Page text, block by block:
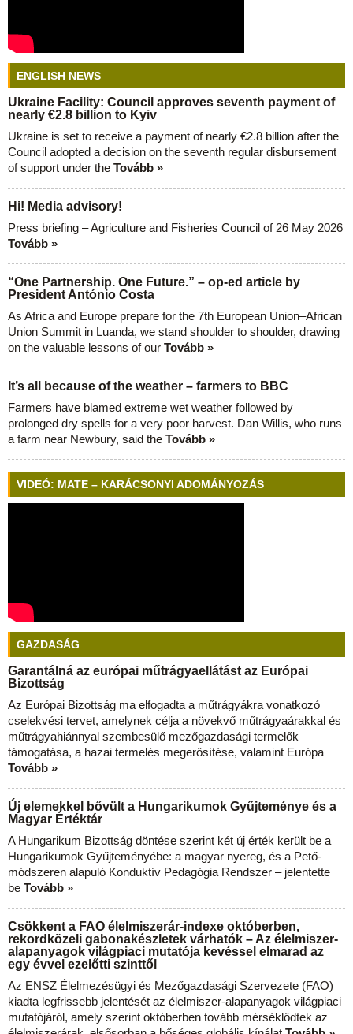
ENGLISH NEWS
Ukraine Facility: Council approves seventh payment of
nearly €2.8 billion to Kyiv
Ukraine is set to receive a payment of nearly €2.8 billion after the
Council adopted a decision on the seventh regular disbursement
of support under the Tovább »
Hi! Media advisory!
Press briefing – Agriculture and Fisheries Council of 26 May 2026
Tovább »
“One Partnership. One Future.” – op-ed article by
President António Costa
As Africa and Europe prepare for the 7th European Union–African
Union Summit in Luanda, we stand shoulder to shoulder, drawing
on the valuable lessons of our Tovább »
It’s all because of the weather – farmers to BBC
Farmers have blamed extreme wet weather followed by
prolonged dry spells for a very poor harvest. Dan Willis, who runs
a farm near Newbury, said the Tovább »
VIDEÓ: MATE – KARÁCSONYI ADOMÁNYOZÁS
GAZDASÁG
Garantálná az európai műtrágyaellátást az Európai
Bizottság
Az Európai Bizottság ma elfogadta a műtrágyákra vonatkozó
cselekvési tervet, amelynek célja a növekvő műtrágyaárakkal és
műtrágyahiánnyal szembesülő mezőgazdasági termelők
támogatása, a hazai termelés megerősítése, valamint Európa
Tovább »
Új elemekkel bővült a Hungarikumok Gyűjteménye és a
Magyar Értéktár
A Hungarikum Bizottság döntése szerint két új érték került be a
Hungarikumok Gyűjteményébe: a magyar nyereg, és a Pető-
módszeren alapuló Konduktív Pedagógia Rendszer – jelentette
be Tovább »
Csökkent a FAO élelmiszerár-indexe októberben,
rekordközeli gabonakészletek várhatók – Az élelmiszer-
alapanyagok világpiaci mutatója kevéssel elmarad az
egy évvel ezelőtti szinttől
Az ENSZ Élelmezésügyi és Mezőgazdasági Szervezete (FAO)
kiadta legfrissebb jelentését az élelmiszer-alapanyagok világpiaci
mutatójáról, amely szerint októberben tovább mérséklődtek az